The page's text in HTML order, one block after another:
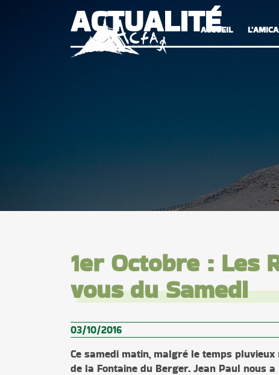
ACCUEIL
ACTUALITÉ
1er Octobre : Les
vous du Samedi
03/10/2016
Ce samedi matin, malgré le temps
de la Fontaine du Berger. Jean Paul nous